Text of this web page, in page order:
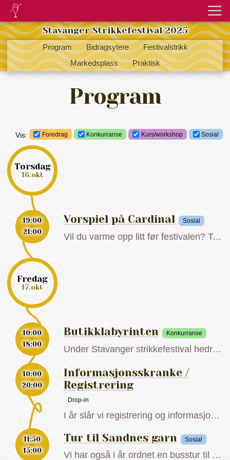
Stavanger Strikkefestival 2025
Program Bidragsytere
Festivalstrikk
Markedsplass
Praktisk
Program
Vis: Foredrag Konkurranse Kurs/workshop Sosial
torsdag
16.okt
19:00
21:00
Vorspiel på Cardinal Sosial
Vil du varme opp litt før festivalen? Torsdag blir det ølsmaking, fem ulike sorter på Cardinal. Du tar med strikketøyet ditt og vi får servert ulike smaker med et litt ølguiding. Kjøp billetter her Sted: Cardinal Klokke: 19.00 – 21.00 Pris: 500
fredag
17.okt
10:00
18:00
Butikklabyrinten Konkurranse
Under Stavanger strikkefestival hedrer vi våre lokale strikkebutikker med en butikklabyrint. I år har vi med Husfliden (Kirkegata 7), Magiske Masker (Breigata 19), Oh My Garn (Ryfylkegata 32) og Spødet(Kirkegaten 32). Vi har trykket opp en flyer du kan få i informasjonsskranken vår, eller i strikkebutikken. Deltagerne går fra butikk til butikk. I hver butikk…
10:00
20:00
Informasjonsskranke /
Registrering
Drop-in
I år slår vi registrering og informasjonsskranke sammen. Du vil finne oss utenfor Stavanger Hall fredag 16:30 – 20:00 Lørdag: 09:00 – 18:00 Søndag: 09:00-15:00 I tillegg vil det være en pre-registrering for de som kommer tidlig fredag 10:00-16:00. Da finner du oss ved baren. Kun uthenting av festivalpass/nett.
11:50
15:00
Tur til Sandnes garn Sosial
Vi har også i år ordnet en busstur til Sandnes garn. Prisen du betaler inkluderer: Buss tur/retur Clarion hotell Omvisning i spinneriet Mulighet for garnhandling i fabrikkutsalget Vi leier buss som kjører fra Stavanger sentrum (Clarion hotell) til Sandnes garn kl 12:00 Bussen kjører så deltagerne tilbake til hotellet slik at dere rekker åpningen av…